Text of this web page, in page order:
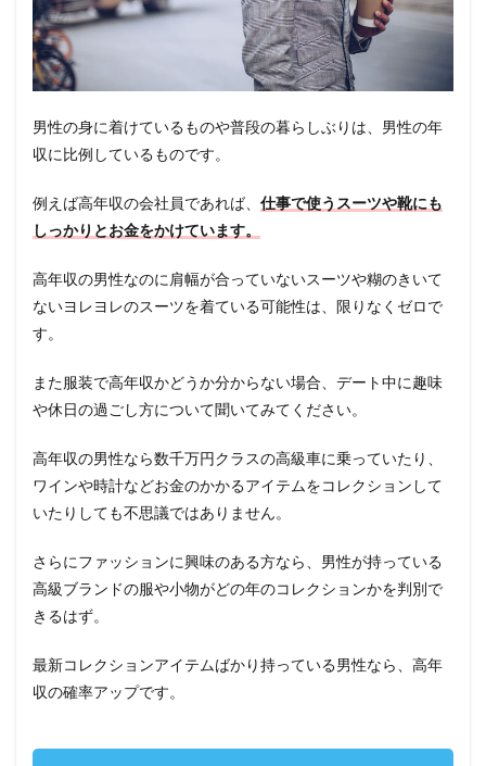
男性の身に着けているものや普段の暮らしぶりは、男性の年
収に比例しているものです。
例えば高年収の会社員であれば、 仕事で使うスーツや靴にも
しっかりとお金をかけています。
高年収の男性なのに肩幅が合っていないスーツや糊のきいて
ないヨレヨレのスーツを着ている可能性は、限りなくゼロで
す。
また服装で高年収かどうか分からない場合、デート中に趣味
や休日の過ごし方について聞いてみてください。
高年収の男性なら数千万円クラスの高級車に乗っていたり、
ワインや時計などお金のかかるアイテムをコレクションして
いたりしても不思議ではありません。
さらにファッションに興味のある方なら、男性が持っている
高級ブランドの服や小物がどの年のコレクションかを判別で
きるはず。
最新コレクションアイテムばかり持っている男性なら、高年
収の確率アップです。